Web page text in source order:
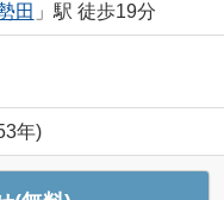
田 」駅 徒歩19分
年)